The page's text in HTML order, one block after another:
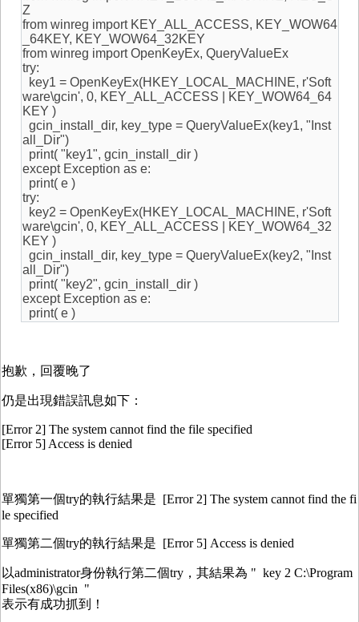
Z
from winreg import KEY_ALL_ACCESS, KEY_WOW64
_64KEY, KEY_WOW64_32KEY
from winreg import OpenKeyEx, QueryValueEx
try:
key1 = OpenKeyEx(HKEY_LOCAL_MACHINE, r'Soft
ware\gcin', 0, KEY_ALL_ACCESS | KEY_WOW64_64
KEY )
gcin_install_dir, key_type = QueryValueEx(key1, "Inst
all_Dir")
print( "key1", gcin_install_dir )
except Exception as e:
print( e )
try:
key2 = OpenKeyEx(HKEY_LOCAL_MACHINE, r'Soft
ware\gcin', 0, KEY_ALL_ACCESS | KEY_WOW64_32
KEY )
gcin_install_dir, key_type = QueryValueEx(key2, "Inst
all_Dir")
print( "key2", gcin_install_dir )
except Exception as e:
print( e )
抱歉，回覆晚了
仍是出現錯誤訊息如下：
[Error 2] The system cannot find the file specified
[Error 5] Access is denied
單獨第一個try的執行結果是 [Error 2] The system cannot find the fi
le specified
單獨第二個try的執行結果是 [Error 5] Access is denied
以administrator身份執行第二個try，其結果為 " key 2 C:\Program
Files(x86)\gcin "
表示有成功抓到！